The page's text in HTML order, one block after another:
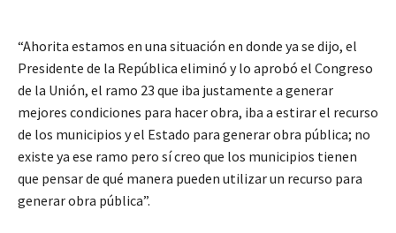
“Ahorita estamos en una situación en donde ya se dijo, el
Presidente de la República eliminó y lo aprobó el Congreso
de la Unión, el ramo 23 que iba justamente a generar
mejores condiciones para hacer obra, iba a estirar el recurso
de los municipios y el Estado para generar obra pública; no
existe ya ese ramo pero sí creo que los municipios tienen
que pensar de qué manera pueden utilizar un recurso para
generar obra pública”.